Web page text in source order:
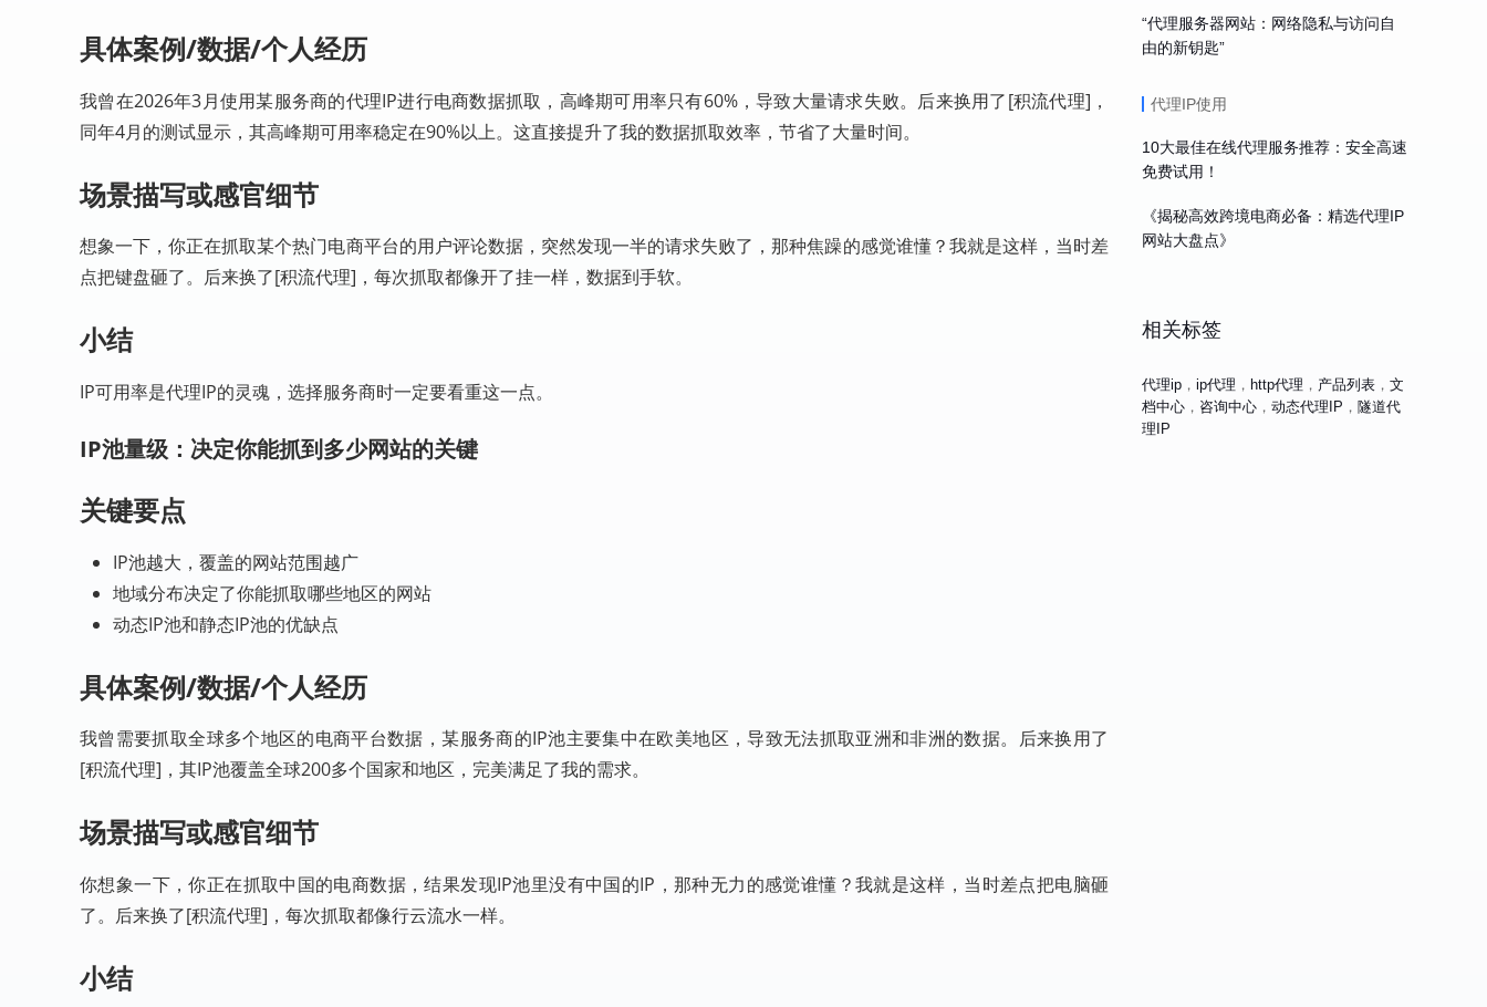
具体案例/数据/个人经历
我曾在2026年3月使用某服务商的代理IP进行电商数据抓取，高峰期可用率只有60%，导致大量请求失败。后来换用了[积流代理]，
同年4月的测试显示，其高峰期可用率稳定在90%以上。这直接提升了我的数据抓取效率，节省了大量时间。
场景描写或感官细节
想象一下，你正在抓取某个热门电商平台的用户评论数据，突然发现一半的请求失败了，那种焦躁的感觉谁懂？我就是这样，当时差
点把键盘砸了。后来换了[积流代理]，每次抓取都像开了挂一样，数据到手软。
小结
IP可用率是代理IP的灵魂，选择服务商时一定要看重这一点。
IP池量级：决定你能抓到多少网站的关键
关键要点
IP池越大，覆盖的网站范围越广
地域分布决定了你能抓取哪些地区的网站
动态IP池和静态IP池的优缺点
具体案例/数据/个人经历
我曾需要抓取全球多个地区的电商平台数据，某服务商的IP池主要集中在欧美地区，导致无法抓取亚洲和非洲的数据。后来换用了
[积流代理]，其IP池覆盖全球200多个国家和地区，完美满足了我的需求。
场景描写或感官细节
你想象一下，你正在抓取中国的电商数据，结果发现IP池里没有中国的IP，那种无力的感觉谁懂？我就是这样，当时差点把电脑砸
了。后来换了[积流代理]，每次抓取都像行云流水一样。
小结
“代理服务器网站：网络隐私与访问自
由的新钥匙”
代理IP使用
10大最佳在线代理服务推荐：安全高速
免费试用！
《揭秘高效跨境电商必备：精选代理IP
网站大盘点》
相关标签
代理ip ， ip代理 ， http代理 ， 产品列表 ， 文
档中心 ， 咨询中心 ， 动态代理IP ， 隧道代
理IP